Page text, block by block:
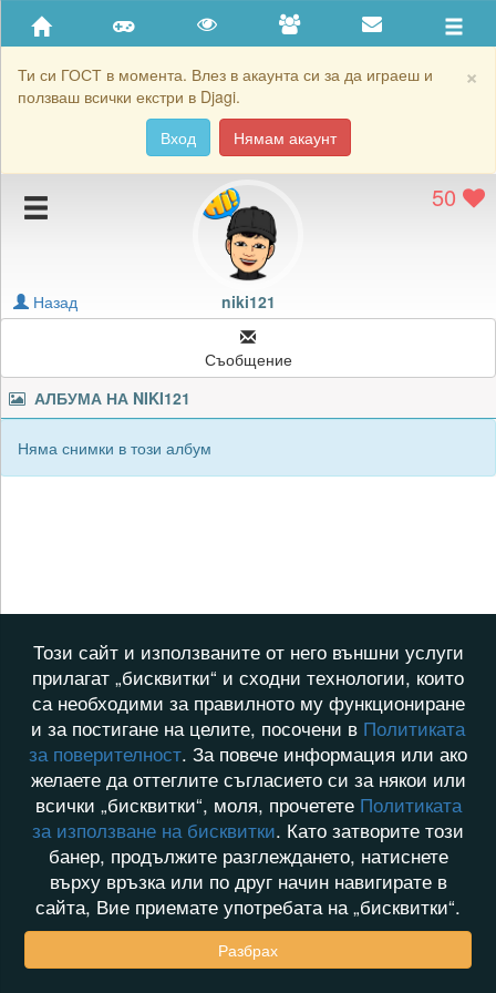
×
Ти си ГОСТ в момента. Влез в акаунта си за да играеш и
ползваш всички екстри в Djagi.
Вход
Нямам акаунт
Приятели
Хронология на игри
Подаръците на niki121
Блокирай niki121
50
niki121
Назад
Съобщение
АЛБУМА НА NIKI121
Няма снимки в този албум
Този сайт и използваните от него външни услуги
прилагат „бисквитки“ и сходни технологии, които
са необходими за правилното му функциониране
и за постигане на целите, посочени в Политиката
за поверителност. За повече информация или ако
желаете да оттеглите съгласието си за някои или
всички „бисквитки“, моля, прочетете Политиката
за използване на бисквитки. Като затворите този
банер, продължите разглеждането, натиснете
върху връзка или по друг начин навигирате в
сайта, Вие приемате употребата на „бисквитки“.
Разбрах